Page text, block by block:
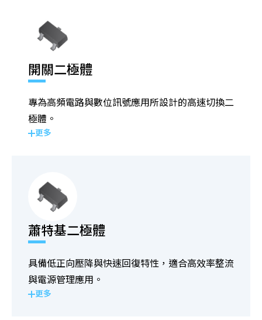
靜電放電保護元件
整流二極體
金氧半導體場效電晶體 齊納二極體
開關二極體
專為高頻電路與數位訊號應用所設計的高速切換二
極體。
更多
蕭特基二極體
具備低正向壓降與快速回復特性，適合高效率整流
與電源管理應用。
更多